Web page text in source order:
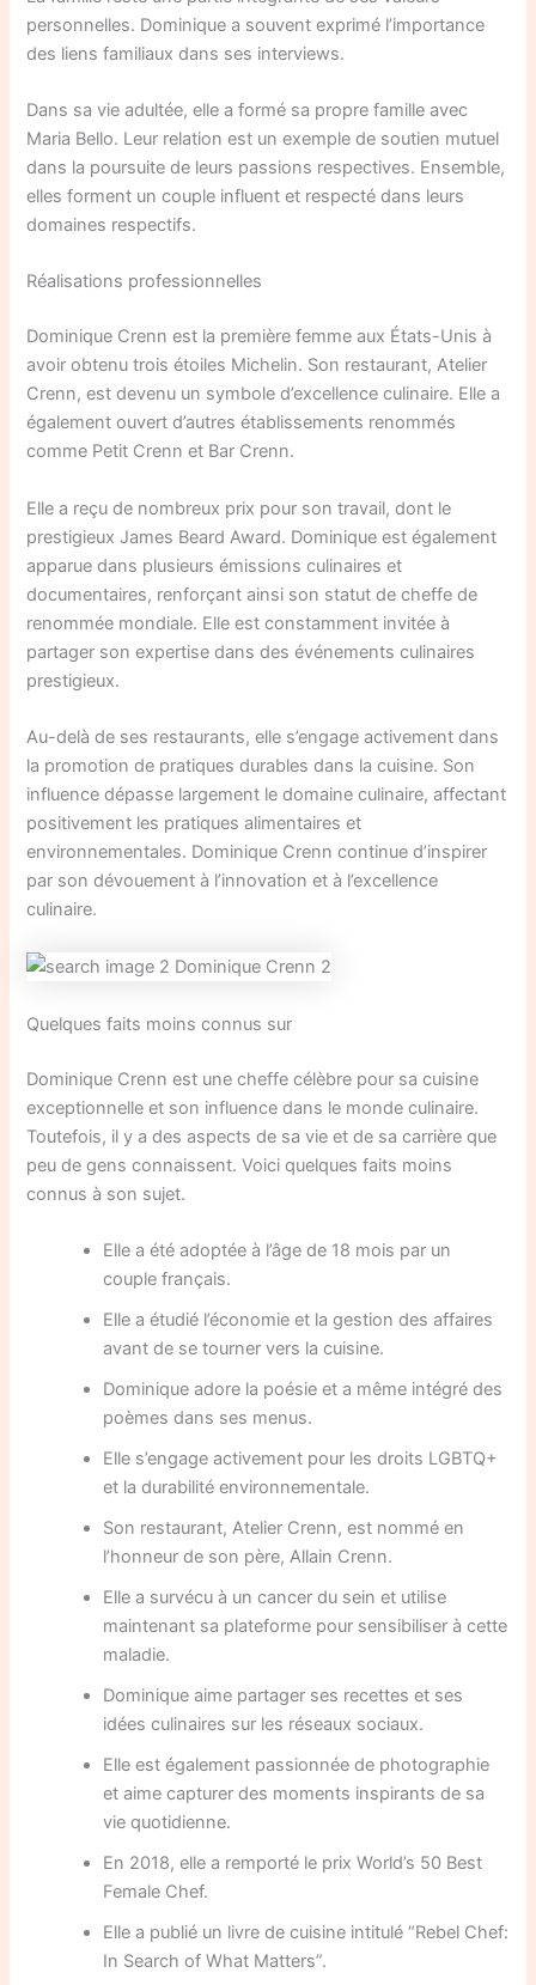
personnelles. Dominique a souvent exprimé l’importance
des liens familiaux dans ses interviews.
Dans sa vie adultée, elle a formé sa propre famille avec
Maria Bello. Leur relation est un exemple de soutien mutuel
dans la poursuite de leurs passions respectives. Ensemble,
elles forment un couple influent et respecté dans leurs
domaines respectifs.
Réalisations professionnelles
Dominique Crenn est la première femme aux États-Unis à
avoir obtenu trois étoiles Michelin. Son restaurant, Atelier
Crenn, est devenu un symbole d’excellence culinaire. Elle a
également ouvert d’autres établissements renommés
comme Petit Crenn et Bar Crenn.
Elle a reçu de nombreux prix pour son travail, dont le
prestigieux James Beard Award. Dominique est également
apparue dans plusieurs émissions culinaires et
documentaires, renforçant ainsi son statut de cheffe de
renommée mondiale. Elle est constamment invitée à
partager son expertise dans des événements culinaires
prestigieux.
Au-delà de ses restaurants, elle s’engage activement dans
la promotion de pratiques durables dans la cuisine. Son
influence dépasse largement le domaine culinaire, affectant
positivement les pratiques alimentaires et
environnementales. Dominique Crenn continue d’inspirer
par son dévouement à l’innovation et à l’excellence
culinaire.
Quelques faits moins connus sur
Dominique Crenn est une cheffe célèbre pour sa cuisine
exceptionnelle et son influence dans le monde culinaire.
Toutefois, il y a des aspects de sa vie et de sa carrière que
peu de gens connaissent. Voici quelques faits moins
connus à son sujet.
Elle a été adoptée à l’âge de 18 mois par un
couple français.
Elle a étudié l’économie et la gestion des affaires
avant de se tourner vers la cuisine.
Dominique adore la poésie et a même intégré des
poèmes dans ses menus.
Elle s’engage activement pour les droits LGBTQ+
et la durabilité environnementale.
Son restaurant, Atelier Crenn, est nommé en
l’honneur de son père, Allain Crenn.
Elle a survécu à un cancer du sein et utilise
maintenant sa plateforme pour sensibiliser à cette
maladie.
Dominique aime partager ses recettes et ses
idées culinaires sur les réseaux sociaux.
Elle est également passionnée de photographie
et aime capturer des moments inspirants de sa
vie quotidienne.
En 2018, elle a remporté le prix World’s 50 Best
Female Chef.
Elle a publié un livre de cuisine intitulé “Rebel Chef:
In Search of What Matters”.